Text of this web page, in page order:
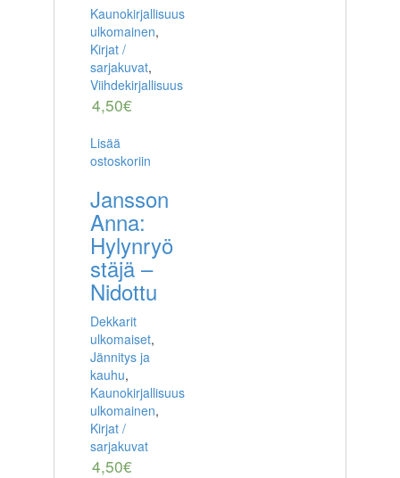
Kaunokirjallisuus
ulkomainen,
Kirjat /
sarjakuvat,
Viihdekirjallisuus
4,50€
Lisää
ostoskoriin
Jansson
Anna:
Hylynryö
stäjä –
Nidottu
Dekkarit
ulkomaiset,
Jännitys ja
kauhu,
Kaunokirjallisuus
ulkomainen,
Kirjat /
sarjakuvat
4,50€